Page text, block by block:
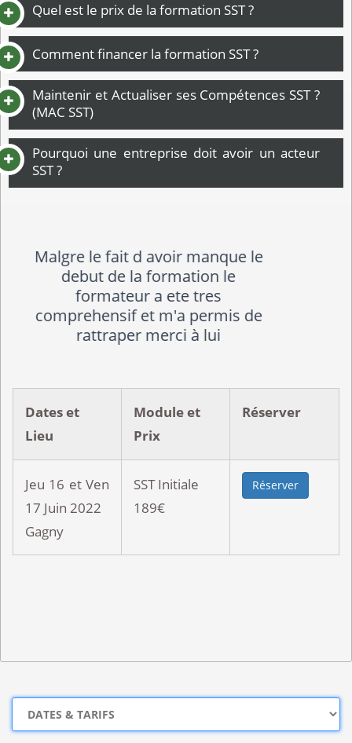
Quel est le prix de la formation SST ?
Comment financer la formation SST ?
Maintenir et Actualiser ses Compétences SST ?
(MAC SST)
Pourquoi une entreprise doit avoir un acteur
SST ?
Manque en fin de formation un
support avec les principaux
raccourcie.
Dates et
Lieu
Module et
Prix
Réserver
Jeu 16 et Ven
17 Juin 2022
Gagny
SST Initiale
189€
Réserver